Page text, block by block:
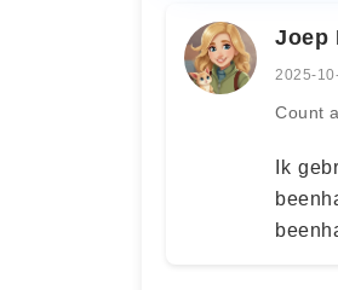
Joep
2025-
Count
Ik